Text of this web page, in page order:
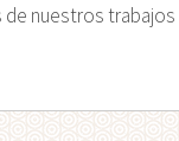
de nuestros trabajos